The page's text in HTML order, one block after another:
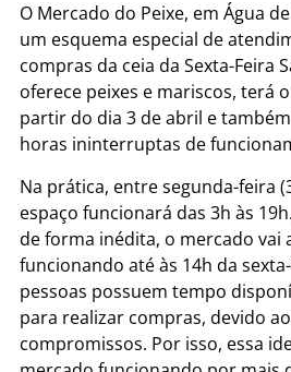
O Mercado do Peixe, em Água
um esquema especial de
compras da ceia da Sexta-Feira
oferece peixes e mariscos, terá
partir do dia 3 de abril e
horas ininterruptas de
Na prática, entre segunda-feira
espaço funcionará das 3h às
de forma inédita, o mercado vai
funcionando até às 14h da
pessoas possuem tempo
para realizar compras, devido
compromissos. Por isso, essa